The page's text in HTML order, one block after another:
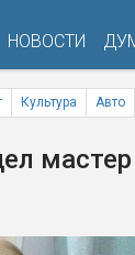
НОВОСТИ
Культура Авто
мастер